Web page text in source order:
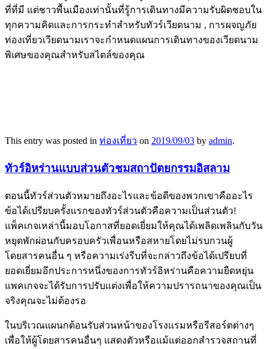
ที่ที่มี แต่ชาวพื้นเมืองเท่านั้นที่รู้การเดินทางมีความรับผิดชอบใน
ทุกความคิดและการกระทำสำหรับทัวร์เวียดนาม , การผจญภัย
ท่องเที่ยวเวียดนามเราจะกำหนดแผนการเดินทางของเวียดนาม
พิเศษของคุณสำหรับสไตล์ของคุณ
This entry was posted in ท่องเที่ยว on 2019/09/03 by admin.
ทัวร์อิหร่านแบบส่วนตัวชมสถาปัตยกรรมอิสลาม
ตอนนี้ทัวร์ส่วนตัวหมายถึงอะไรและข้อดีของพวกเขาคืออะไร
ข้อได้เปรียบครั้งแรกของทัวร์ส่วนตัวคือความเป็นส่วนตัว!
แพ็คเกจเหล่านี้มอบโอกาสที่ยอดเยี่ยมให้คุณได้เพลิดเพลินกับวัน
หยุดพักผ่อนกับครอบครัวเพื่อนหรือสหายโดยไม่รบกวนผู้
โดยสารคนอื่น ๆ หรือความเร่งรีบที่จะกล่าวถึงข้อได้เปรียบที่
ยอดเยี่ยมอีกประการหนึ่งของการทัวร์อิหร่านคือความยืดหยุ่น
แพคเกจจะได้รับการปรับแต่งเพื่อให้ความปรารถนาของคุณเป็น
จริงคุณจะไม่ต้องรอ
ในบริเวณแผนกต้อนรับส่วนหน้าของโรงแรมหรือรีสอร์ตต่างๆ
เพื่อให้ผู้โดยสารคนอื่นๆ แสดงตัวหรือแม้แต่ออกสำรวจสถานที่